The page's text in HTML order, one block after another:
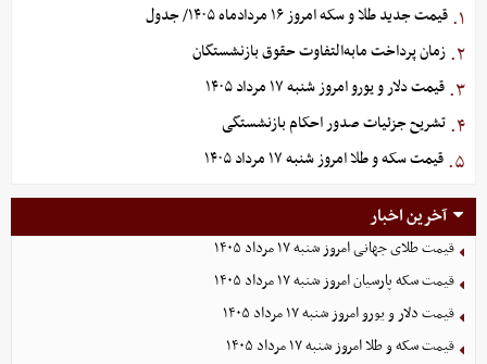
۱. قیمت جدید طلا و سکه امروز ۱۶ مردادماه ۱۴۰۵/ جدول
۲. زمان پرداخت مابه‌التفاوت حقوق بازنشستگان
۳. قیمت دلار و یورو امروز شنبه ۱۷ مرداد ۱۴۰۵
۴. تشریح جزئیات صدور احکام بازنشستگی
۵. قیمت سکه و طلا امروز شنبه ۱۷ مرداد ۱۴۰۵
آخرین اخبار
قیمت طلای جهانی امروز شنبه ۱۷ مرداد ۱۴۰۵
قیمت سکه پارسیان امروز شنبه ۱۷ مرداد ۱۴۰۵
قیمت دلار و یورو امروز شنبه ۱۷ مرداد ۱۴۰۵
قیمت سکه و طلا امروز شنبه ۱۷ مرداد ۱۴۰۵